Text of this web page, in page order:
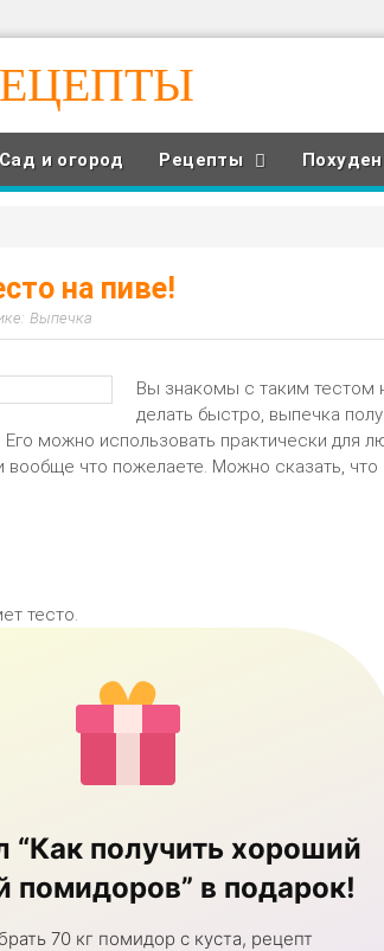
Сад и огород Рецепты
на пиве!
Выпечка
Вы знакомы с таким тестом
делать быстро, выпечка
Его можно использовать практически для
вообще что пожелаете. Можно сказать, что
тесто.
“Как получить хороший
помидоров” в подарок!
70 кг помидор с куста, рецепт